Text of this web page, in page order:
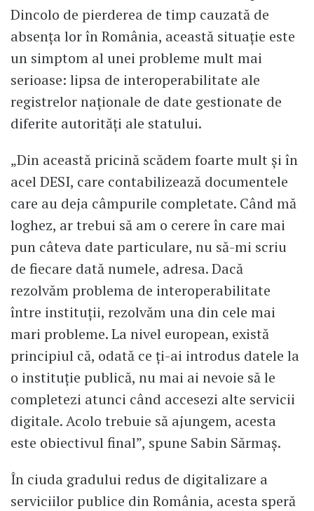
Dincolo de pierderea de timp cauzată de
absența lor în România, această situație este
un simptom al unei probleme mult mai
serioase: lipsa de interoperabilitate ale
registrelor naționale de date gestionate de
diferite autorități ale statului.
„Din această pricină scădem foarte mult și în
acel DESI, care contabilizează documentele
care au deja câmpurile completate. Când mă
loghez, ar trebui să am o cerere în care mai
pun câteva date particulare, nu să-mi scriu
de fiecare dată numele, adresa. Dacă
rezolvăm problema de interoperabilitate
între instituții, rezolvăm una din cele mai
mari probleme. La nivel european, există
principiul că, odată ce ți-ai introdus datele la
o instituție publică, nu mai ai nevoie să le
completezi atunci când accesezi alte servicii
digitale. Acolo trebuie să ajungem, acesta
este obiectivul final”, spune Sabin Sărmaș.
În ciuda gradului redus de digitalizare a
serviciilor publice din România, acesta speră